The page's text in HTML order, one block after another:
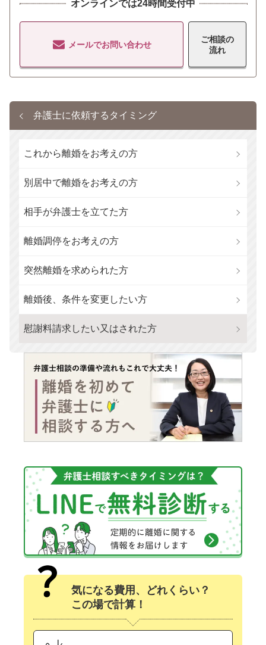
オンラインでは24時間受付中
メールでお問い合わせ
ご相談の
流れ
弁護士に依頼するタイミング
これから離婚をお考えの方
別居中で離婚をお考えの方
相手が弁護士を立てた方
離婚調停をお考えの方
突然離婚を求められた方
離婚後、条件を変更したい方
慰謝料請求したい又はされた方
気になる費用、どれくらい？
この場で計算！